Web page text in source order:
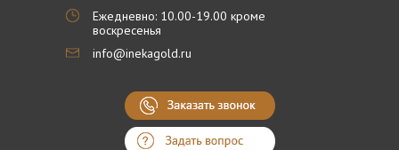
Ежедневно: 10.00-19.00 кроме
воскресенья
info@inekagold.ru